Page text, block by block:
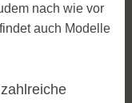
nach wie vor
auch Modelle